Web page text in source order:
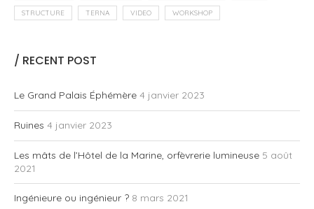
STRUCTURE TERNA VIDEO WORKSHOP
/ RECENT POST
Le Grand Palais Éphémère 4 janvier 2023
Ruines 4 janvier 2023
Les mâts de l’Hôtel de la Marine, orfèvrerie lumineuse 5 août
2021
Ingénieure ou ingénieur ? 8 mars 2021